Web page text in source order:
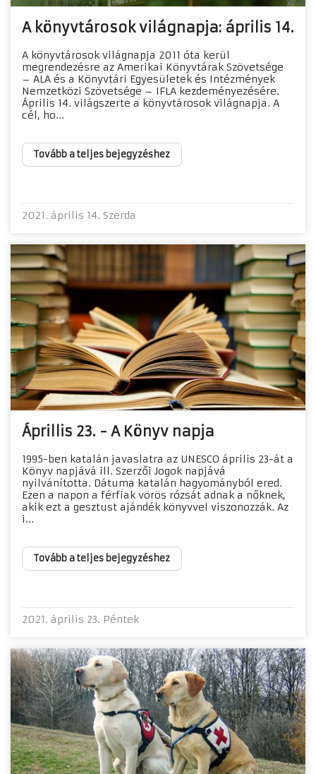
A könyvtárosok világnapja: április 14.
A könyvtárosok világnapja 2011 óta kerül
megrendezésre az Amerikai Könyvtárak Szövetsége
– ALA és a Könyvtári Egyesületek és Intézmények
Nemzetközi Szövetsége – IFLA kezdeményezésére.
Április 14. világszerte a könyvtárosok világnapja. A
cél, ho...
Tovább a teljes bejegyzéshez
2021. április 14. Szerda
Áprillis 23. - A Könyv napja
1995-ben katalán javaslatra az UNESCO április 23-át a
Könyv napjává ill. Szerzői Jogok napjává
nyilvánította. Dátuma katalán hagyományból ered.
Ezen a napon a férfiak vörös rózsát adnak a nőknek,
akik ezt a gesztust ajándék könyvvel viszonozzák. Az
i...
Tovább a teljes bejegyzéshez
2021. április 23. Péntek